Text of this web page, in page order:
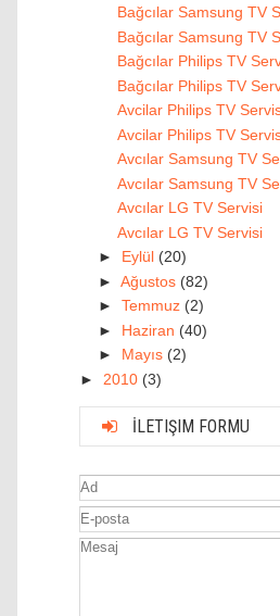
Bağcılar Samsung TV
Bağcılar Samsung TV
Bağcılar Philips TV
Bağcılar Philips TV
Avcilar Philips TV
Avcilar Philips TV
Avcılar Samsung TV
Avcılar Samsung TV
Avcılar LG TV Servisi
Avcılar LG TV Servisi
► Eylül (20)
► Ağustos (82)
► Temmuz (2)
► Haziran (40)
► Mayıs (2)
► 2010 (3)
İLETIŞIM FORMU